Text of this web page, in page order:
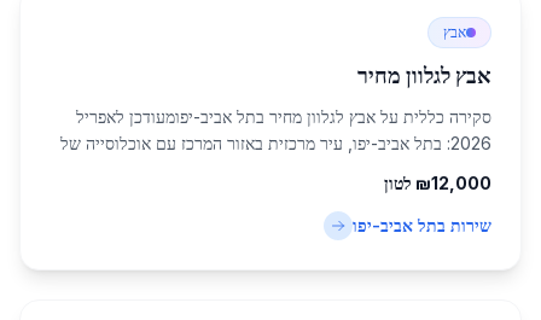
אבץ
אבץ לגלוון מחיר
סקירה כללית על אבץ לגלוון מחיר בתל אביב-יפומעודכן לאפריל
2026: בתל אביב-יפו, עיר מרכזית באזור המרכז עם אוכלוסייה של
צמיחה משמעותית. הביקוש הגבוה...
₪12,000 לטון
שירות בתל אביב-יפו